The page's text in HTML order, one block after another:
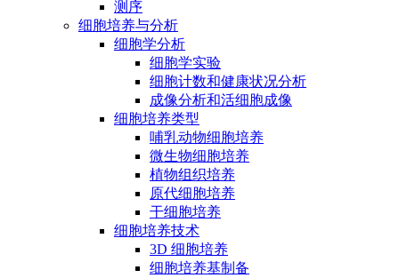
测序
细胞培养与分析
细胞学分析
细胞学实验
细胞计数和健康状况分析
成像分析和活细胞成像
细胞培养类型
哺乳动物细胞培养
微生物细胞培养
植物组织培养
原代细胞培养
干细胞培养
细胞培养技术
3D 细胞培养
细胞培养基制备